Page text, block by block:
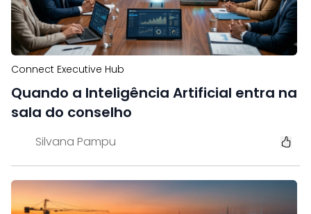
Connect Executive Hub
Quando a Inteligência Artificial entra na
sala do conselho
Silvana Pampu